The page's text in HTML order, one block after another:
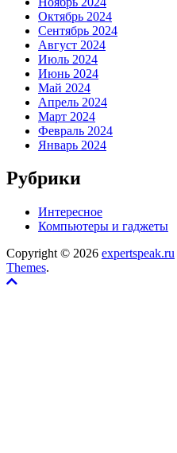
Октябрь 2024
Сентябрь 2024
Август 2024
Июль 2024
Июнь 2024
Май 2024
Апрель 2024
Март 2024
Февраль 2024
Январь 2024
Рубрики
Интересное
Компьютеры и гаджеты
Copyright © 2026 expertspeak.ru
Themes.